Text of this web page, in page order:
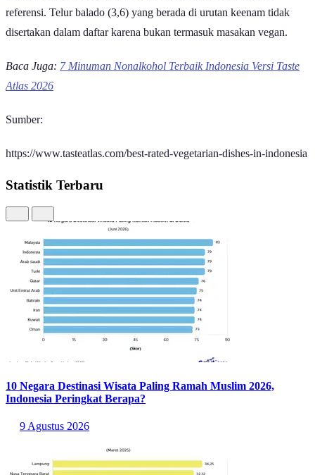
referensi. Telur balado (3,6) yang berada di urutan keenam tidak
disertakan dalam daftar karena bukan termasuk masakan vegan.
Baca Juga: 7 Minuman Nonalkohol Terbaik Indonesia Versi Taste
Atlas 2026
Sumber:
https://www.tasteatlas.com/best-rated-vegetarian-dishes-in-indonesia
Statistik Terbaru
10 Negara Destinasi Wisata Paling Ramah Muslim 2026,
Indonesia Peringkat Berapa?
9 Agustus 2026